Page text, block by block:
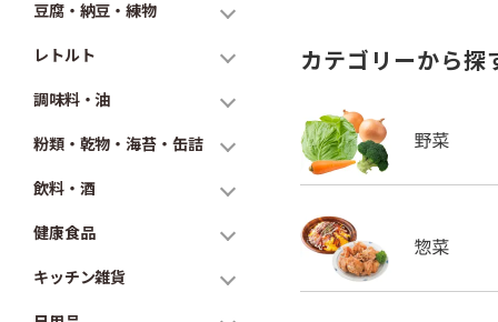
豆腐・納豆・練物
レトルト
調味料・油
粉類・乾物・海苔・缶詰
飲料・酒
健康食品
キッチン雑貨
カテゴリーから探